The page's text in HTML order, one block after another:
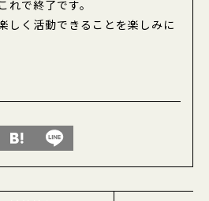
写真コンテスト
で終了です。
しく活動できることを楽しみに